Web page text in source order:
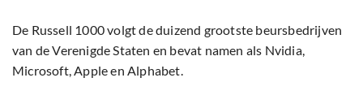
De Russell 1000 volgt de duizend grootste beursbedrijven
van de Verenigde Staten en bevat namen als Nvidia,
Microsoft, Apple en Alphabet.